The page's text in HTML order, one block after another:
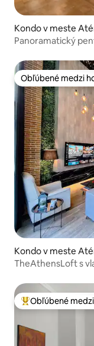
Kondo v meste
Panoramatický
Obľúbené medzi
Obľúbené medzi
Kondo v meste
TheAthensLoft s
Najobľúbenejšie
Obľúbené